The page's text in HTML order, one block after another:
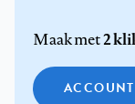
Maak met2